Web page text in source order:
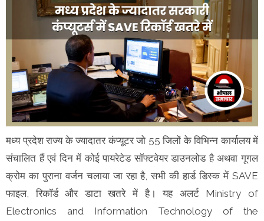
मध्य प्रदेश राज्य के ज्यादातर कंप्यूटर जो 55 जिलों के विभिन्न कार्यालय में
संचालित हैं एवं दिन में कोई पायरेटेड सॉफ्टवेयर डाउनलोड है अथवा गूगल
क्रोम का पुराना वर्जन चलाया जा रहा है, सभी की हार्ड डिस्क में SAVE
फाइल, रिकॉर्ड और डाटा खतरे में है। यह अलर्ट Ministry of
Electronics and Information Technology of the